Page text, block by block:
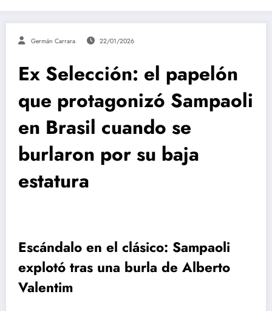
Germán Carrara 22/01/2026
Ex Selección: el papelón
que protagonizó Sampaoli
en Brasil cuando se
burlaron por su baja
estatura
Escándalo en el clásico: Sampaoli
explotó tras una burla de Alberto
Valentim